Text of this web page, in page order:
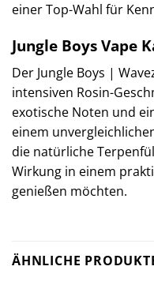
einer Top-Wahl für
Jungle Boys Vape
Der Jungle Boys |
intensiven Rosin-
exotische Noten und
einem
die natürliche
Wirkung in einem
genießen möchten.
ÄHNLICHE